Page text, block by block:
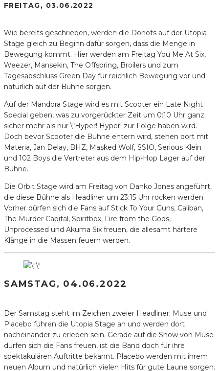
FREITAG, 03.06.2022
Wie bereits geschrieben, werden die Donots auf der Utopia
Stage gleich zu Beginn dafür sorgen, dass die Menge in
Bewegung kommt. Hier werden am Freitag You Me At Six,
Weezer, Mansekin, The Offspring, Broilers und zum
Tagesabschluss Green Day für reichlich Bewegung vor und
natürlich auf der Bühne sorgen.
Auf der Mandora Stage wird es mit Scooter ein Late Night
Special geben, was zu vorgerückter Zeit um 0:10 Uhr ganz
sicher mehr als nur \“Hyper! Hyper! zur Folge haben wird.
Doch bevor Scooter die Bühne entern wird, stehen dort mit
Materia, Jan Delay, BHZ, Masked Wolf, SSIO, Serious Klein
und 102 Boys die Vertreter aus dem Hip-Hop Lager auf der
Bühne.
Die Orbit Stage wird am Freitag von Danko Jones angeführt,
die diese Bühne als Headliner um 23:15 Uhr rocken werden.
Vorher dürfen sich die Fans auf Stick To Your Guns, Caliban,
The Murder Capital, Spiritbox, Fire from the Gods,
Unprocessed und Akuma Six freuen, die allesamt härtere
Klänge in die Massen feuern werden.
SAMSTAG, 04.06.2022
Der Samstag steht im Zeichen zweier Headliner: Muse und
Placebo führen die Utopia Stage an und werden dort
nacheinander zu erleben sein. Gerade auf die Show von Muse
dürfen sich die Fans freuen, ist die Band doch für ihre
spektakulären Auftritte bekannt. Placebo werden mit ihrem
neuen Album und natürlich vielen Hits für gute Laune sorgen.